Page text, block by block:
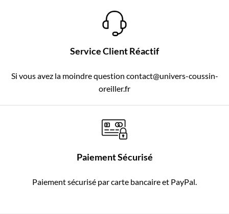
Service Client Réactif
Si vous avez la moindre question contact@univers-coussin-
oreiller.fr
Paiement Sécurisé
Paiement sécurisé par carte bancaire et PayPal.